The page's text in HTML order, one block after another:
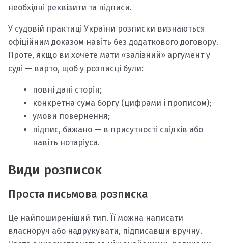
необхідні реквізити та підписи.
У судовій практиці України розписки визнаються
офіційним доказом навіть без додаткового договору.
Проте, якщо ви хочете мати «залізний» аргумент у
суді — варто, щоб у розписці були:
повні дані сторін;
конкретна сума боргу (цифрами і прописом);
умови повернення;
підпис, бажано — в присутності свідків або
навіть нотаріуса.
Види розписок
Проста письмова розписка
Це найпоширеніший тип. Її можна написати
власноруч або надрукувати, підписавши вручну.